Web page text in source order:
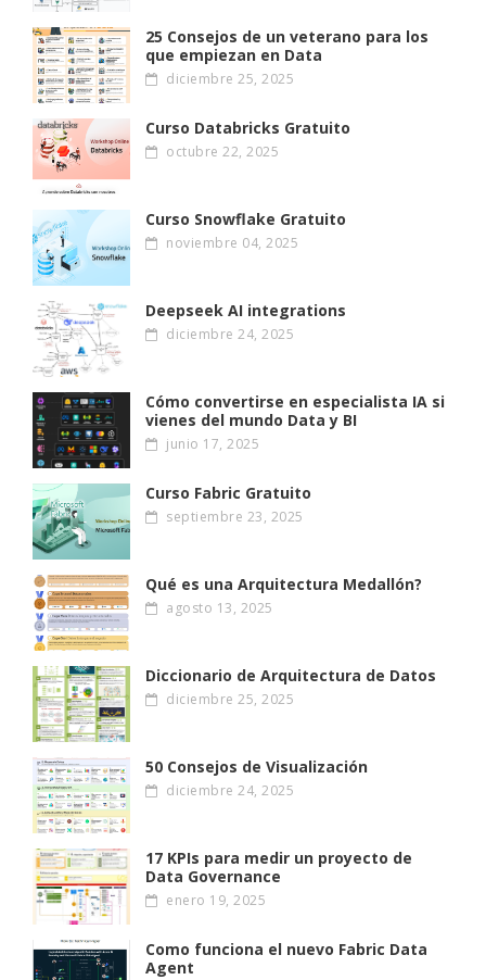
25 Consejos de un veterano para los
que empiezan en Data
diciembre 25, 2025
Curso Databricks Gratuito
octubre 22, 2025
Curso Snowflake Gratuito
noviembre 04, 2025
Deepseek AI integrations
diciembre 24, 2025
Cómo convertirse en especialista IA si
vienes del mundo Data y BI
junio 17, 2025
Curso Fabric Gratuito
septiembre 23, 2025
Qué es una Arquitectura Medallón?
agosto 13, 2025
Diccionario de Arquitectura de Datos
diciembre 25, 2025
50 Consejos de Visualización
diciembre 24, 2025
17 KPIs para medir un proyecto de
Data Governance
enero 19, 2025
Como funciona el nuevo Fabric Data
Agent